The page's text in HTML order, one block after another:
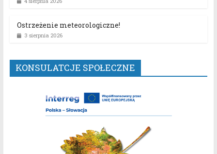
Ostrzeżenie meteorologiczne!
3 sierpnia 2026
KONSULATCJE SPOŁECZNE